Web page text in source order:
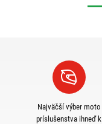
Najväčší výber moto
príslušenstva ihneď k